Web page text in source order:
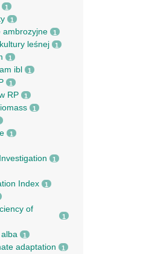
1
1
ambrozyjne 1
leśnej 1
1
ibl 1
1
RP 1
1
1
1
Index 1
of
1
1
adaptation 1